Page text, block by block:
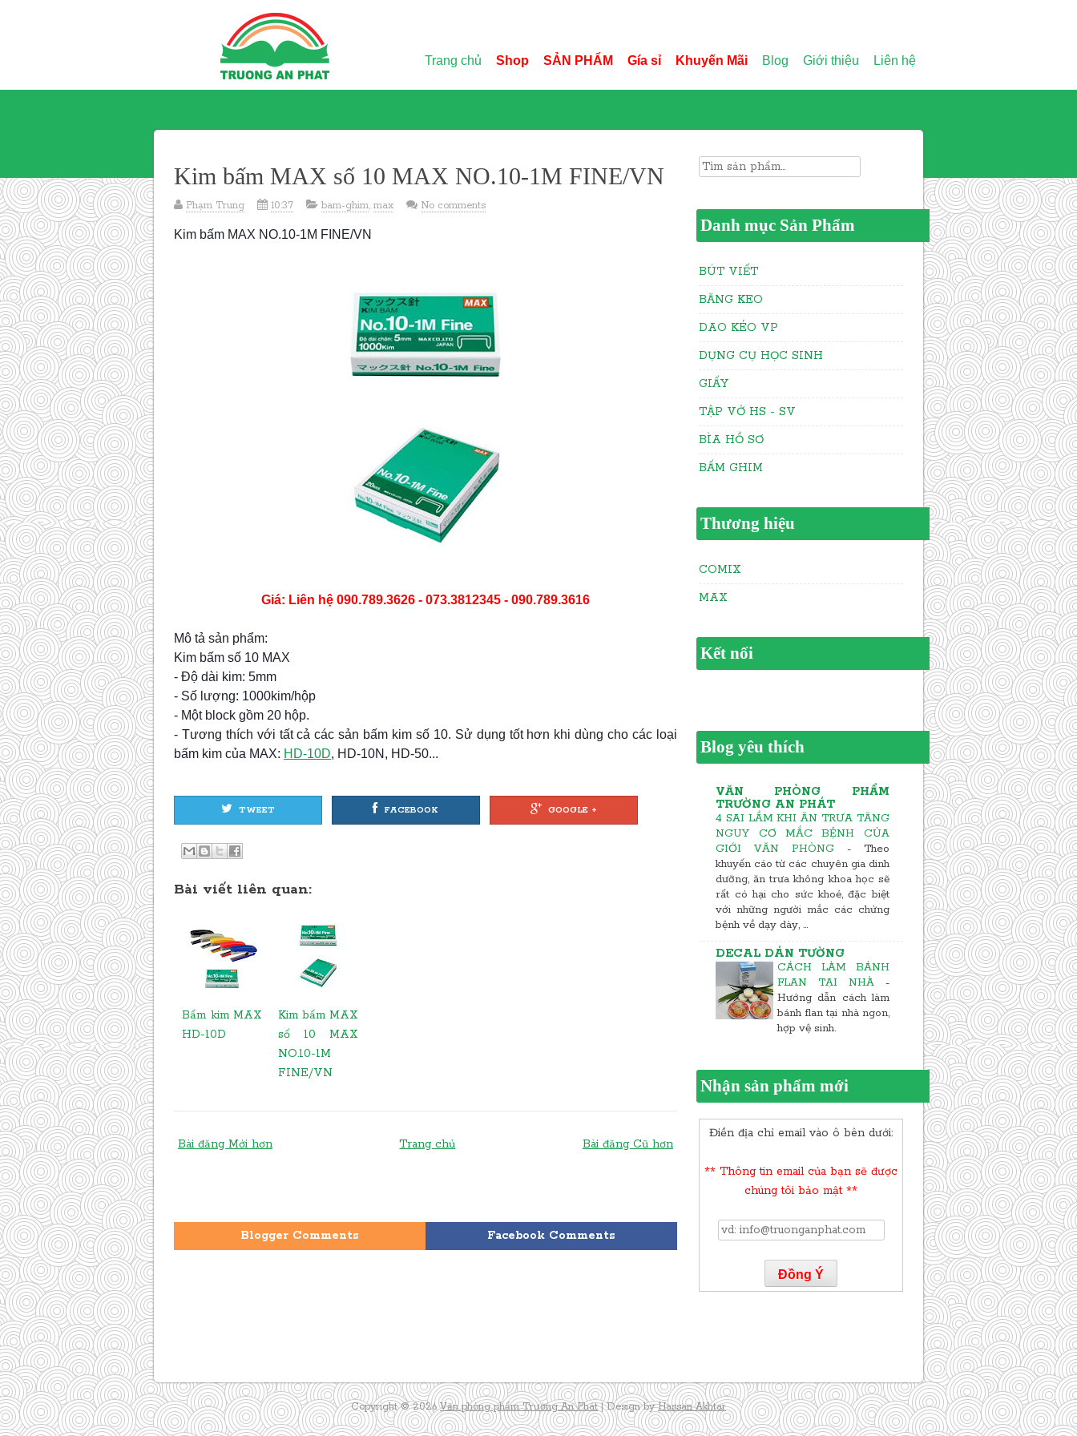
Trang chủ Shop SẢN PHẨM Gía sỉ Khuyến Mãi Blog Giới thiệu Liên hệ
Kim bấm MAX số 10 MAX NO.10-1M FINE/VN
Phạm Trung 10:37 bam-ghim, max No comments
Kim bấm MAX NO.10-1M FINE/VN
Giá: Liên hệ 090.789.3626 - 073.3812345 - 090.789.3616
Mô tả sản phẩm:
Kim bấm số 10 MAX
- Độ dài kim: 5mm
- Số lượng: 1000kim/hộp
- Một block gồm 20 hộp.
- Tương thích với tất cả các sản bấm kim số 10. Sử dụng tốt hơn khi dùng cho các loại
bấm kim của MAX: HD-10D, HD-10N, HD-50...
TWEET FACEBOOK GOOGLE +
Bài viết liên quan:
Bấm kim MAX
HD-10D
Kim bấm MAX
số 10 MAX
NO.10-1M
FINE/VN
Bài đăng Mới hơn Bài đăng Cũ hơn
Trang chủ
Blogger Comments Facebook Comments
Search for:
Danh mục Sản Phẩm
BÚT VIẾT
BĂNG KEO
DAO KÉO VP
DỤNG CỤ HỌC SINH
GIẤY
TẬP VỞ HS - SV
BÌA HỒ SƠ
BẤM GHIM
Thương hiệu
COMIX
MAX
Kết nối
Blog yêu thích
VĂN PHÒNG PHẨM
TRƯỜNG AN PHÁT
4 SAI LẦM KHI ĂN TRƯA TĂNG
NGUY CƠ MẮC BỆNH CỦA
GIỚI VĂN PHÒNG - Theo
khuyến cáo từ các chuyên gia dinh
dưỡng, ăn trưa không khoa học sẽ
rất có hại cho sức khoẻ, đặc biệt
với những người mắc các chứng
bệnh về dạy dày, ...
DECAL DÁN TƯỜNG
CÁCH LÀM BÁNH
FLAN TẠI NHÀ -
Hướng dẫn cách làm
bánh flan tại nhà ngon,
hợp vệ sinh.
Nhận sản phẩm mới
Điền địa chỉ email vào ô bên dưới:
** Thông tin email của bạn sẽ được
chúng tôi bảo mật **
Copyright ©2026Văn phòng phẩm Trường An Phát| Design byHassan Akhtar